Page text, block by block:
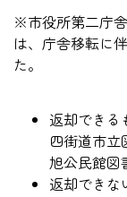
※市役所第二庁
は、庁舎移転に
た。
返却できる
四街道市立
旭公民館図
返却できな